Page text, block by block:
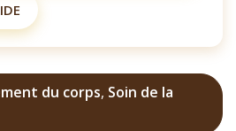
du corps, Soin de la